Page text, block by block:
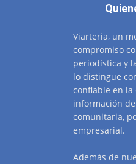
Viarteria, un
compromiso
periodística y
lo distingue
confiable en la
información
comunitaria,
empresarial.
Además de